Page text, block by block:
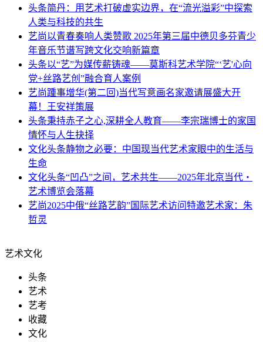
头条简丹：用艺术打破虚实边界，在“流光溢彩”中探索
人类与科技的共生
艺尚以青春奏响人类赞歌 2025年第三届中德贝多芬青少
年音乐节谱写跨文化交响新篇章
头条以“艺”为媒传薪铸魂——莫斯科艺术学院“‘艺'心向
党+丝路艺创”融合育人案例
艺尚踵事增华(第二回)当代写意画名家邀请展盛大开
幕！王安祥策展
头条秉持赤子之心,深耕全人教育——李宗瑞博士的家国
情怀与人生抉择
文化头条静物之必要：中国现当代艺术家眼中的生活与
生命
文化头条“凹凸”之间，艺术共生——2025年北京当代・
艺术博览会落幕
艺尚2025中俄“丝路艺韵”国际艺术访问特邀艺术家：朱
哲灵
艺术文化
头条
艺术
艺考
收藏
文化